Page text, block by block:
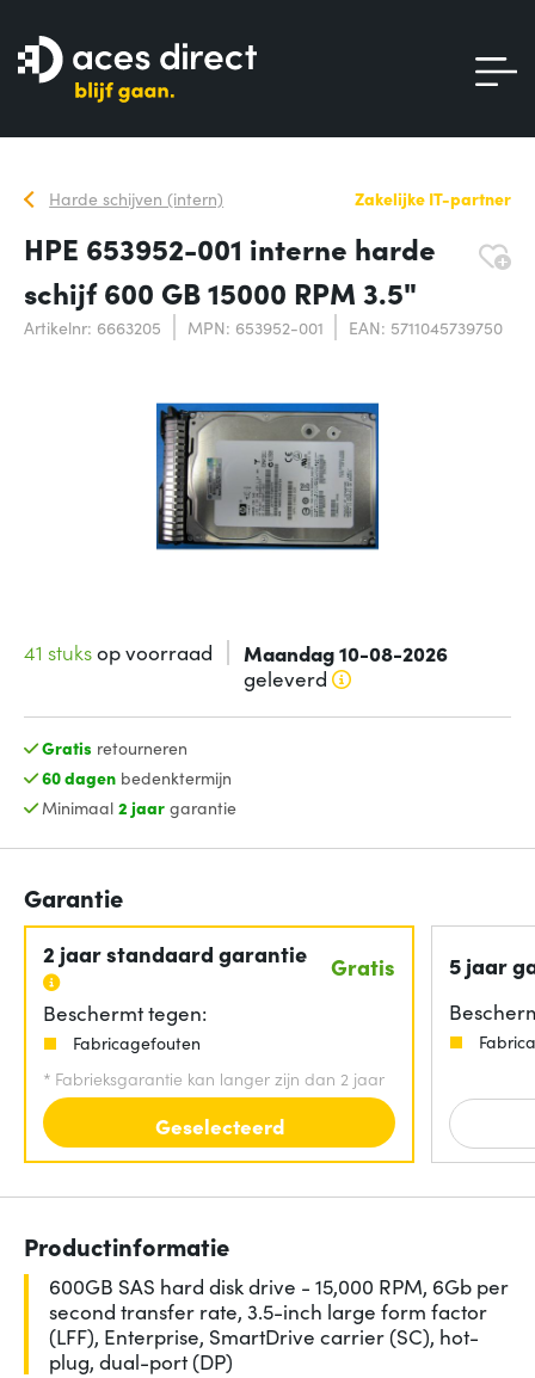
Harde schijven (intern) Zakelijke IT-partner
HPE 653952-001 interne harde
schijf 600 GB 15000 RPM 3.5"
Artikelnr: 6663205 MPN: 653952-001 EAN: 5711045739750
41 stuksop voorraad Maandag 10-08-2026
geleverd
Gratis retourneren
60 dagenbedenktermijn
Minimaal 2 jaargarantie
Garantie
2 jaar standaard garantie Gratis
Beschermt tegen:
Fabricagefouten
* Fabrieksgarantie kan langer zijn dan 2 jaar
Geselecteerd
5 jaar
Productinformatie
600GB SAS hard disk drive - 15,000 RPM, 6Gb per
second transfer rate, 3.5-inch large form factor
(LFF), Enterprise, SmartDrive carrier (SC), hot-
plug, dual-port (DP)